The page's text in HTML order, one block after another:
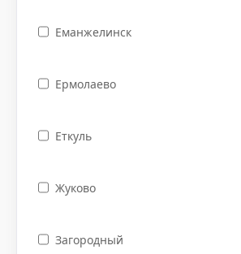
Еманжелинск
Ермолаево
Еткуль
Жуково
Загородный